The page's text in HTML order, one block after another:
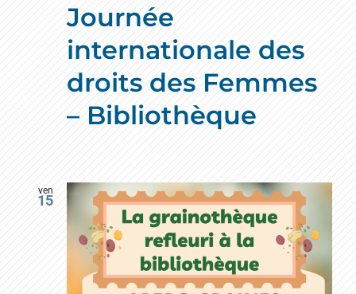
Journée
internationale des
droits des Femmes
– Bibliothèque
ven
15